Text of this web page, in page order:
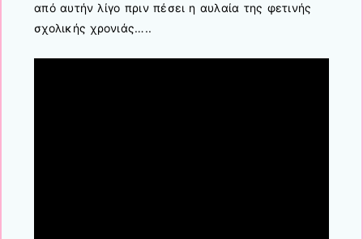
από αυτήν λίγο πριν πέσει η αυλαία της φετινής
σχολικής χρονιάς…..